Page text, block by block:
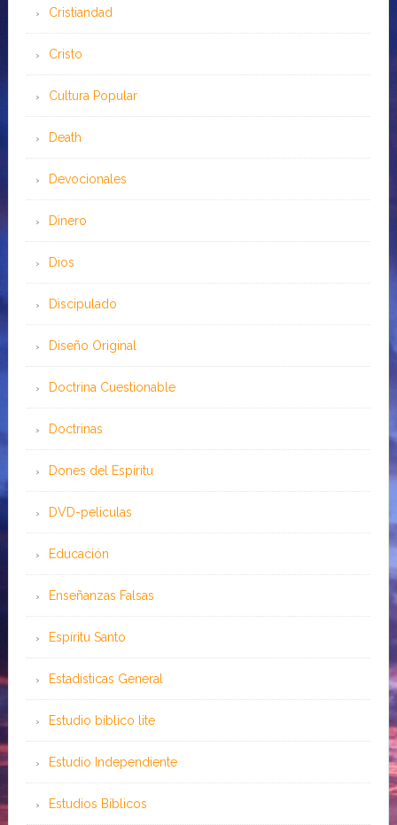
Cristiandad
Cristo
Cultura Popular
Death
Devocionales
Dinero
Dios
Discipulado
Diseño Original
Doctrina Cuestionable
Doctrinas
Dones del Espíritu
DVD-peliculas
Educación
Enseñanzas Falsas
Espíritu Santo
Estadísticas General
Estudio bíblico lite
Estudio Independiente
Estudios Bíblicos